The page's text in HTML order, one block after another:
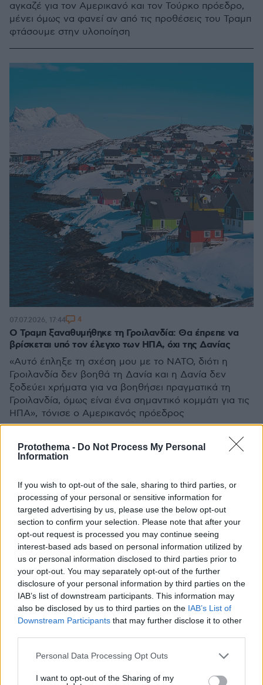
Protothema - Do Not Process My Personal
Information
If you wish to opt-out of the sale, sharing to third parties, or
processing of your personal or sensitive information for
targeted advertising by us, please use the below opt-out
section to confirm your selection. Please note that after your
opt-out request is processed you may continue seeing
interest-based ads based on personal information utilized by
us or personal information disclosed to third parties prior to
your opt-out. You may separately opt-out of the further
disclosure of your personal information by third parties on the
IAB’s list of downstream participants. This information may
also be disclosed by us to third parties on the IAB’s List of
Downstream Participants that may further disclose it to other
Please note that this website/app uses one or more Google
not limited to your visit or usage behaviour. You may click to
Personal Data Processing Opt Outs
I want to opt-out of the Sharing of my
αγκαζέ για τον Αμερικανό και τον Τούρκο πρόεδρο,
μένει όμως να φανεί αν από τις προθέσεις του Τραμπ
φτάσουμε στην υλοποίηση
Ο Τραμπ ξαναθυμήθηκε τη Γροιλανδία: Θα έπρεπε να
βρίσκεται υπό τον έλεγχο των ΗΠΑ, όχι της Δανίας
«Αυτό έπληξε τη σχέση μου με το ΝΑΤΟ, διότι η
Γροιλανδία δεν βοηθά τη Δανία και η Δανία δεν
ξοδεύει χρήματα για να βοηθήσει πραγματικά τη
Γροιλανδία, όμως είναι ένα σημαντικό κομμάτι για τις
ΗΠΑ», τόνισε ο Αμερικανός πρόεδρος
07.07.2026, 17:44 4